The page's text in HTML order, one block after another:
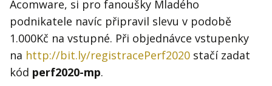
Acomware, si pro fanoušky Mladého
podnikatele navíc připravil slevu v podobě
1.000Kč na vstupné. Při objednávce vstupenky
na http://bit.ly/registracePerf2020 stačí zadat
kód perf2020-mp.